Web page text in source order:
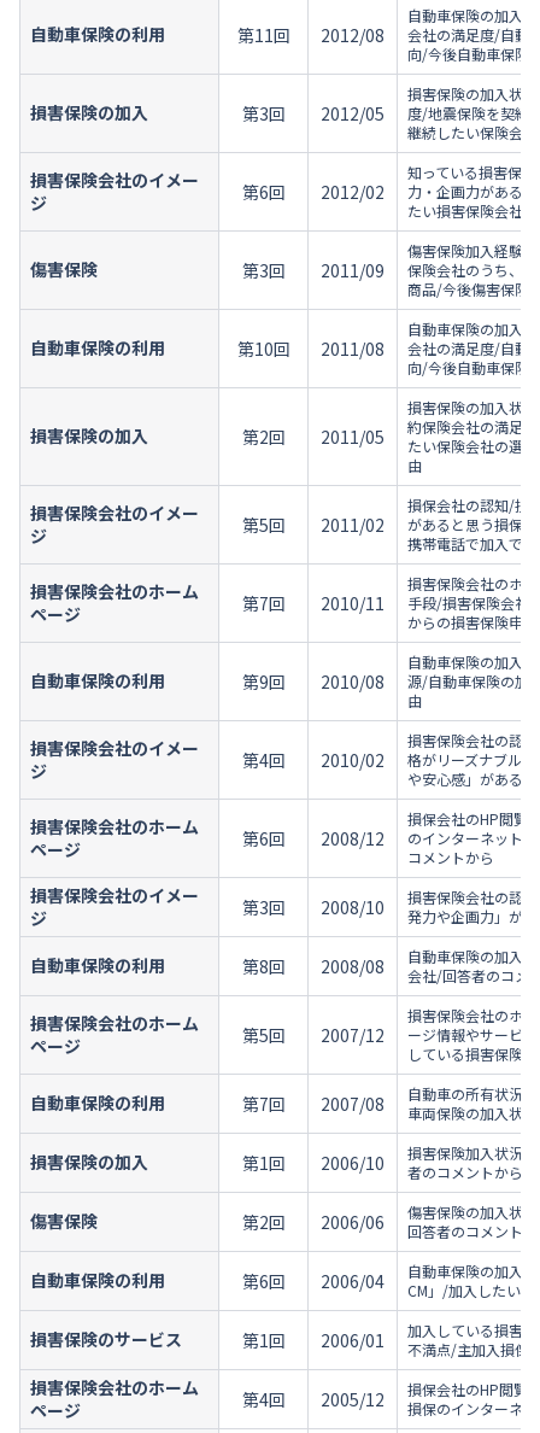
自動車保険の利用 第11回 2012/08
自動車保険の加入
会社の満足度/自動
向/今後自動車保険
損害保険の加入 第3回 2012/05
損害保険の加入状
度/地震保険を契約
継続したい保険会
損害保険会社のイメー
ジ
第6回 2012/02
知っている損害保
力・企画力がある
たい損害保険会社/
傷害保険 第3回 2011/09
傷害保険加入経験/
保険会社のうち、
商品/今後傷害保険
自動車保険の利用 第10回 2011/08
自動車保険の加入
会社の満足度/自動
向/今後自動車保険
損害保険の加入 第2回 2011/05
損害保険の加入状
約保険会社の満足
たい保険会社の選
由
損害保険会社のイメー
ジ
第5回 2011/02
損保会社の認知/損
があると思う損保
携帯電話で加入で
損害保険会社のホーム
ページ
第7回 2010/11
損害保険会社のホ
手段/損害保険会社
からの損害保険申
自動車保険の利用 第9回 2010/08
自動車保険の加入
源/自動車保険の加
由
損害保険会社のイメー
ジ
第4回 2010/02
損害保険会社の認
格がリーズナブル
や安心感」がある
損害保険会社のホーム
ページ
第6回 2008/12
損保会社のHP閲覧
のインターネット
コメントから
損害保険会社のイメー
ジ
第3回 2008/10
損害保険会社の認
発力や企画力」が
自動車保険の利用 第8回 2008/08
自動車保険の加入
会社/回答者のコメ
損害保険会社のホーム
ページ
第5回 2007/12
損害保険会社のホ
ージ情報やサービ
している損害保険
自動車保険の利用 第7回 2007/08
自動車の所有状況/
車両保険の加入状
損害保険の加入 第1回 2006/10
損害保険加入状況/
者のコメントから
傷害保険 第2回 2006/06
傷害保険の加入状
回答者のコメント
自動車保険の利用 第6回 2006/04
自動車保険の加入
CM」/加入したい
損害保険のサービス 第1回 2006/01
加入している損害
不満点/主加入損保
損害保険会社のホーム
ページ
第4回 2005/12
損保会社のHP閲覧
損保のインターネ